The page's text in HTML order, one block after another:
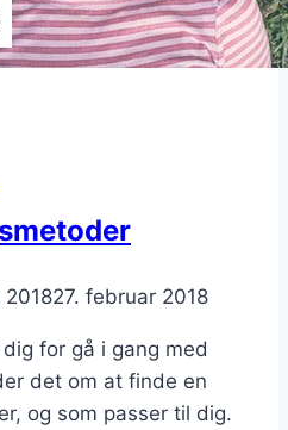
27. februar 2018
for gå i gang med
det om at finde en
og som passer til dig.